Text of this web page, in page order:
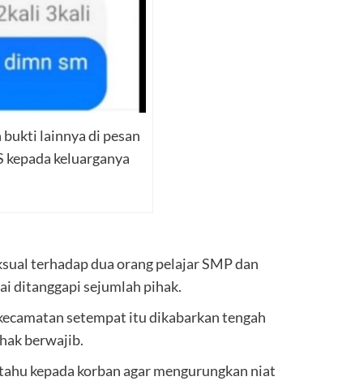
bukti lainnya di pesan
kepada keluarganya
terhadap dua orang pelajar SMP dan
ditanggapi sejumlah pihak.
setempat itu dikabarkan tengah
berwajib.
kepada korban agar mengurungkan niat